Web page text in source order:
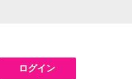
ログイン